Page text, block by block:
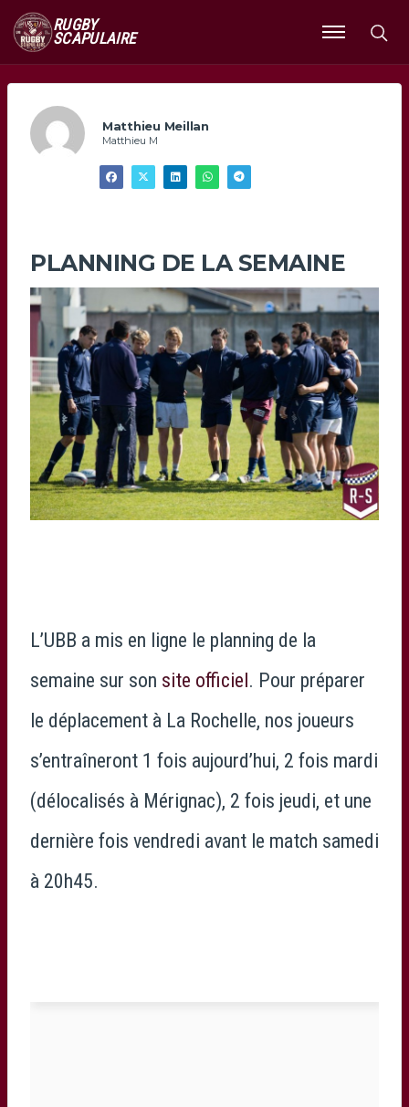
RUGBY
SCAPULAIRE
Ouvrir
le
Matthieu Meillan
Matthieu M
PLANNING DE LA SEMAINE
L’UBB a mis en ligne le planning de la
semaine sur son site officiel. Pour préparer
le déplacement à La Rochelle, nos joueurs
s’entraîneront 1 fois aujourd’hui, 2 fois mardi
(délocalisés à Mérignac), 2 fois jeudi, et une
dernière fois vendredi avant le match samedi
à 20h45.